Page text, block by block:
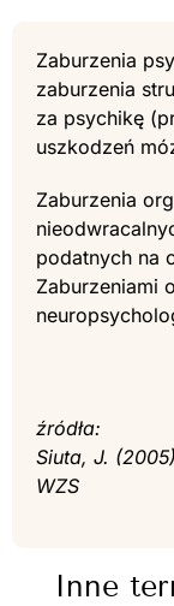
Zaburzenia
zaburzenia
za psychikę
uszkodzeń
Zaburzenia
podatnych na
Zaburzeniami
źródła:
Siuta, J.
WZS
Inne